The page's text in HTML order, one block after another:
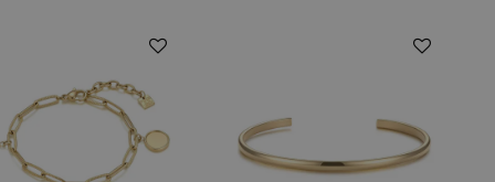
en
van de
cookies op de